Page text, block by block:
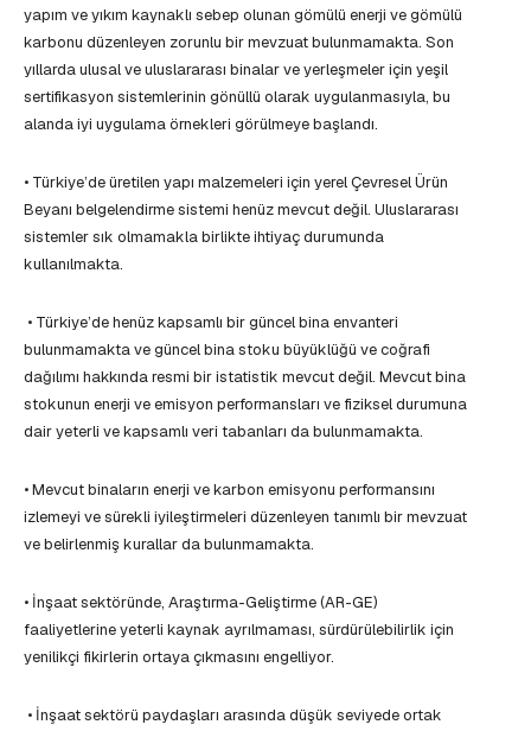
yapım ve yıkım kaynaklı sebep olunan gömülü enerji ve gömülü
karbonu düzenleyen zorunlu bir mevzuat bulunmamakta. Son
yıllarda ulusal ve uluslararası binalar ve yerleşmeler için yeşil
sertifikasyon sistemlerinin gönüllü olarak uygulanmasıyla, bu
alanda iyi uygulama örnekleri görülmeye başlandı.
• Türkiye’de üretilen yapı malzemeleri için yerel Çevresel Ürün
Beyanı belgelendirme sistemi henüz mevcut değil. Uluslararası
sistemler sık olmamakla birlikte ihtiyaç durumunda
kullanılmakta.
• Türkiye’de henüz kapsamlı bir güncel bina envanteri
bulunmamakta ve güncel bina stoku büyüklüğü ve coğrafi
dağılımı hakkında resmi bir istatistik mevcut değil. Mevcut bina
stokunun enerji ve emisyon performansları ve fiziksel durumuna
dair yeterli ve kapsamlı veri tabanları da bulunmamakta.
• Mevcut binaların enerji ve karbon emisyonu performansını
izlemeyi ve sürekli iyileştirmeleri düzenleyen tanımlı bir mevzuat
ve belirlenmiş kurallar da bulunmamakta.
• İnşaat sektöründe, Araştırma-Geliştirme (AR-GE)
faaliyetlerine yeterli kaynak ayrılmaması, sürdürülebilirlik için
yenilikçi fikirlerin ortaya çıkmasını engelliyor.
• İnşaat sektörü paydaşları arasında düşük seviyede ortak